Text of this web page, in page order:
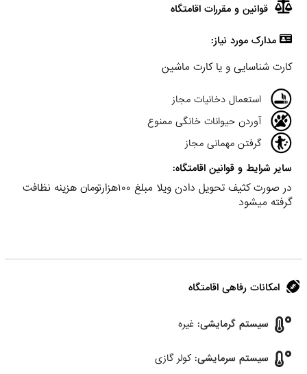
قوانین و مقررات اقامتگاه
مدارک مورد نیاز:
کارت شناسایی و یا کارت ماشین
استعمال دخانیات مجاز
آوردن حیوانات خانگی ممنوع
گرفتن مهمانی مجاز
سایر شرایط و قوانین اقامتگاه:
در صورت کثیف تحویل دادن ویلا مبلغ ۱۰۰هزارتومان هزینه نظافت
گرفته میشود
امکانات رفاهی اقامتگاه
سیستم گرمایشی: غیره
سیستم سرمایشی: کولر گازی